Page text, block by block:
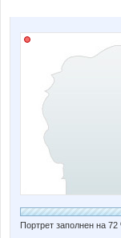
Портрет заполнен на 72